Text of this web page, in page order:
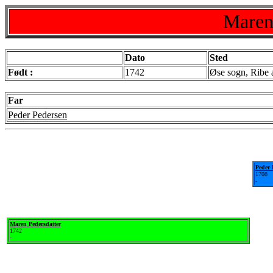
Dato
Sted
Født :
1742 Øse sogn, Ribe
Far
Peder Pedersen
Maren Pedersdatter
1742
-
Peder
1708
-